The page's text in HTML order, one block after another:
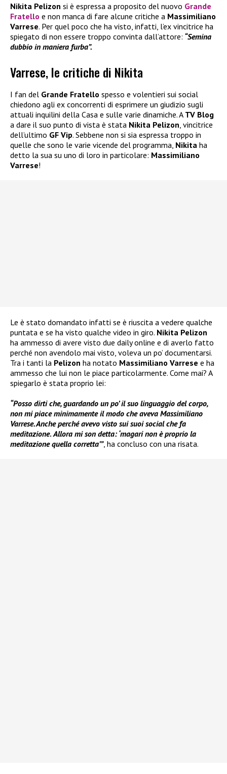
Nikita Pelizon si è espressa a proposito del nuovo Grande
Fratello e non manca di fare alcune critiche a Massimiliano
Varrese. Per quel poco che ha visto, infatti, l’ex vincitrice ha
spiegato di non essere troppo convinta dall’attore: “Semina
dubbio in maniera furba”.
Varrese, le critiche di Nikita
I fan del Grande Fratello spesso e volentieri sui social
chiedono agli ex concorrenti di esprimere un giudizio sugli
attuali inquilini della Casa e sulle varie dinamiche. A TV Blog
a dare il suo punto di vista è stata Nikita Pelizon , vincitrice
dell’ultimo GF Vip. Sebbene non si sia espressa troppo in
quelle che sono le varie vicende del programma, Nikita ha
detto la sua su uno di loro in particolare: Massimiliano
Varrese!
Le è stato domandato infatti se è riuscita a vedere qualche
puntata e se ha visto qualche video in giro. Nikita Pelizon
ha ammesso di avere visto due daily online e di averlo fatto
perché non avendolo mai visto, voleva un po’ documentarsi.
Tra i tanti la Pelizon ha notato Massimiliano Varrese e ha
ammesso che lui non le piace particolarmente. Come mai? A
spiegarlo è stata proprio lei:
“Posso dirti che, guardando un po’ il suo linguaggio del corpo,
non mi piace minimamente il modo che aveva Massimiliano
Varrese. Anche perché avevo visto sui suoi social che fa
meditazione. Allora mi son detta: ‘magari non è proprio la
meditazione quella corretta’”, ha concluso con una risata.